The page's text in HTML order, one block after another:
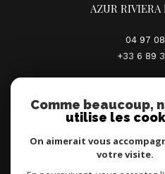
AZUR RIVIERA
04 97
+33 6 89
contact@azur-
80 rue du Maréchal
06000
Comme beaucoup,
utilise les
On aimerait vous
votre visite.